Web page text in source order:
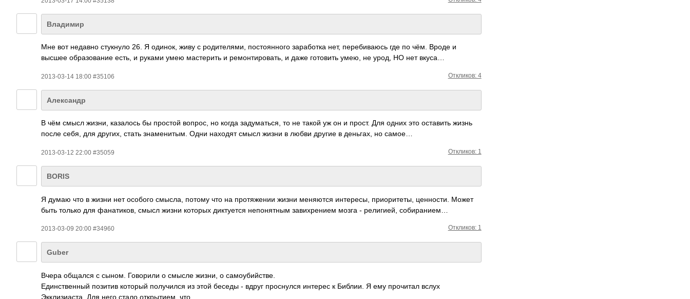
Владимир
Мне вот недавно стукнуло 26. Я одинок, живу с родителями, постоянного заработка нет, перебиваюсь где по чём. Вроде и
высшее образование есть, и руками умею мастерить и ремонтировать, и даже готовить умею, не урод, НО нет вкуса…
2013-03-14 18:00 #35106 Откликов: 4
Александр
В чём смысл жизни, казалось бы простой вопрос, но когда задуматься, то не такой уж он и прост. Для одних это оставить жизнь
после себя, для других, стать знаменитым. Одни находят смысл жизни в любви другие в деньгах, но самое…
2013-03-12 22:00 #35059 Откликов: 1
BORIS
Я думаю что в жизни нет особого смысла, потому что на протяжении жизни меняются интересы, приоритеты, ценности. Может
быть только для фанатиков, смысл жизни которых диктуется непонятным завихрением мозга - религией, собиранием…
2013-03-09 20:00 #34960 Откликов: 1
Guber
Вчера общался с сыном. Говорили о смысле жизни, о самоубийстве.
Единственный позитив который получился из этой беседы - вдруг проснулся интерес к Библии. Я ему прочитал вслух
Экклизиаста. Для него стало открытием, что…